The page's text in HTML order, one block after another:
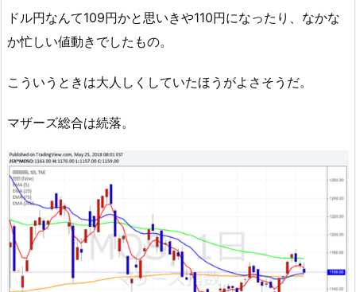
ドル円なんて109円かと思いきや110円になったり、なかな
か忙しい値動きでしたもの。
こういうときは大人しくしていたほうがよさそうだ。
マザーズ総合は続落。